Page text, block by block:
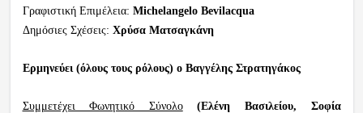
Γραφιστική Επιμέλεια: Michelangelo Bevilacqua
Δημόσιες Σχέσεις: Χρύσα Ματσαγκάνη
Ερμηνεύει (όλους τους ρόλους) ο Βαγγέλης Στρατηγάκος
Συμμετέχει Φωνητικό Σύνολο
(Ελένη Βασιλείου, Σοφία